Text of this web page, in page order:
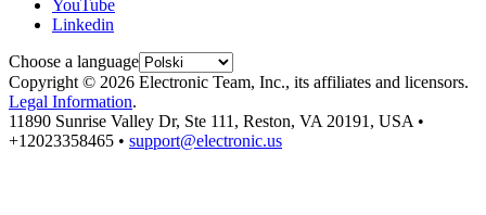
YouTube
Linkedin
Choose a language
Copyright © 2026 Electronic Team, Inc., its affiliates and licensors.
Legal Information.
11890 Sunrise Valley Dr, Ste 111, Reston, VA 20191, USA •
+12023358465 • support@electronic.us